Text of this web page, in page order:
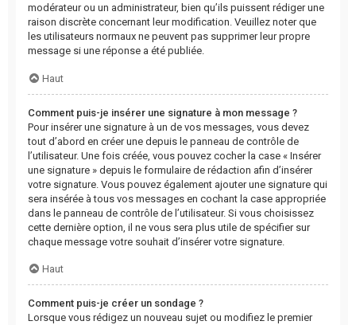
modérateur ou un administrateur, bien qu’ils puissent rédiger une
raison discrète concernant leur modification. Veuillez noter que
les utilisateurs normaux ne peuvent pas supprimer leur propre
message si une réponse a été publiée.
Haut
Comment puis-je insérer une signature à mon message ?
Pour insérer une signature à un de vos messages, vous devez
tout d’abord en créer une depuis le panneau de contrôle de
l’utilisateur. Une fois créée, vous pouvez cocher la case « Insérer
une signature » depuis le formulaire de rédaction afin d’insérer
votre signature. Vous pouvez également ajouter une signature qui
sera insérée à tous vos messages en cochant la case appropriée
dans le panneau de contrôle de l’utilisateur. Si vous choisissez
cette dernière option, il ne vous sera plus utile de spécifier sur
chaque message votre souhait d’insérer votre signature.
Haut
Comment puis-je créer un sondage ?
Lorsque vous rédigez un nouveau sujet ou modifiez le premier